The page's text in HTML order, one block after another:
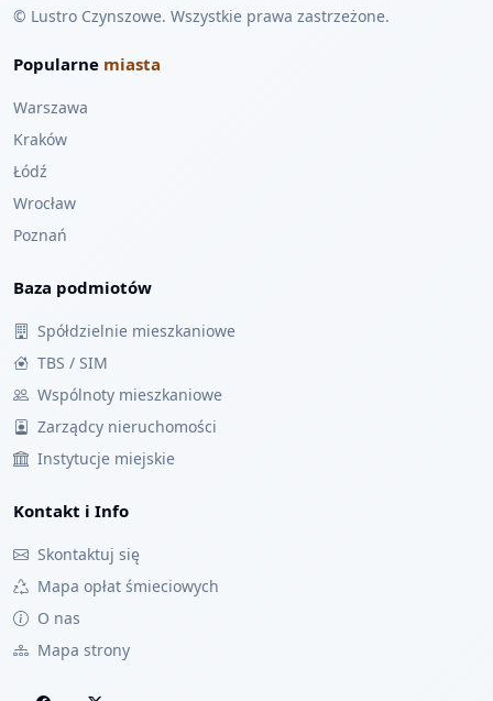
© Lustro Czynszowe. Wszystkie prawa zastrzeżone.
Popularne miasta
Warszawa
Kraków
Łódź
Wrocław
Poznań
Baza podmiotów
Spółdzielnie mieszkaniowe
TBS / SIM
Wspólnoty mieszkaniowe
Zarządcy nieruchomości
Instytucje miejskie
Kontakt i Info
Skontaktuj się
Mapa opłat śmieciowych
O nas
Mapa strony